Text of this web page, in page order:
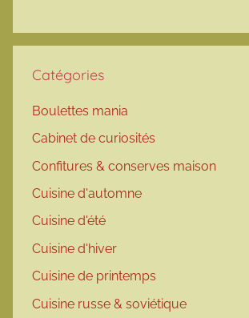
Catégories
Boulettes mania
Cabinet de curiosités
Confitures & conserves maison
Cuisine d'automne
Cuisine d'été
Cuisine d'hiver
Cuisine de printemps
Cuisine russe & soviétique